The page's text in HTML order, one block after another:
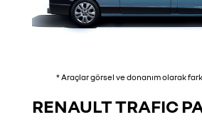
* Araçlar görsel ve donanım olarak
RENAULT TRAFIC